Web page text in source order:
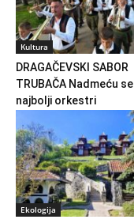
Kultura
DRAGAČEVSKI SABOR
TRUBAČA Nadmeću se
najbolji orkestri
Ekologija